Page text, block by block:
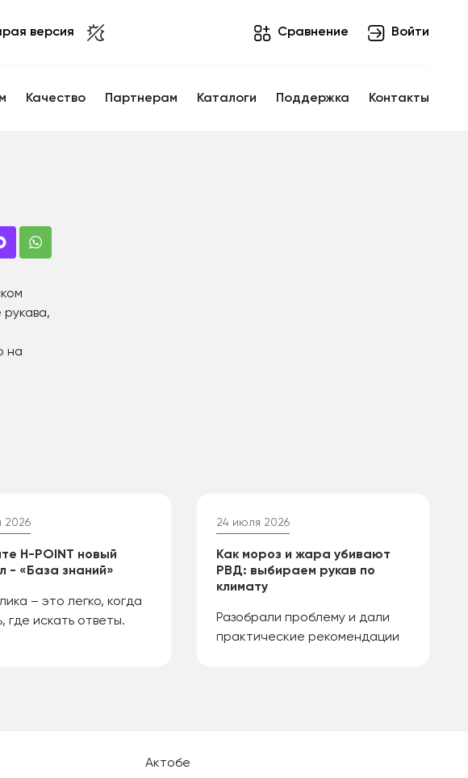
версия Cравнение Войти
Качество Партнерам Каталоги Поддержка Контакты
на
2026
H-POINT новый
- «База знаний»
– это легко, когда
где искать ответы.
24 июля 2026
Как мороз и жара убивают
РВД: выбираем рукав по
климату
Разобрали проблему и дали
практические рекомендации
Актобе